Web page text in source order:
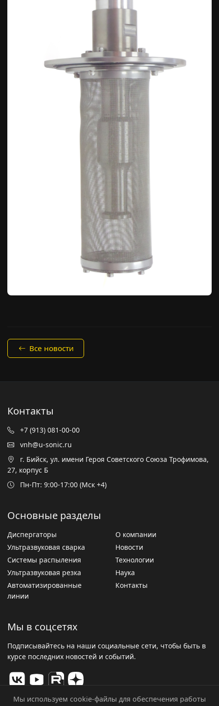
Все новости
Контакты
+7 (913) 081-00-00
vnh@u-sonic.ru
г. Бийск, ул. имени Героя Советского Союза Трофимова,
27, корпус Б
Пн-Пт: 9:00-17:00 (Мск +4)
Основные разделы
Диспергаторы
Ультразвуковая сварка
Системы распыления
Ультразвуковая резка
Автоматизированные
линии
О компании
Новости
Технологии
Наука
Контакты
Мы в соцсетях
Подписывайтесь на наши социальные сети, чтобы быть в
курсе последних новостей и событий.
Мы используем cookie-файлы для обеспечения работы